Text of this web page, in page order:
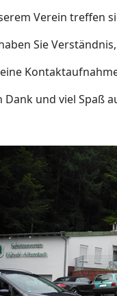
Verein treffen
Sie
Dank und viel Spaß